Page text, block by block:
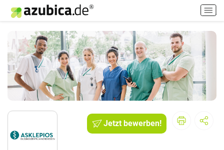
H
a
u
p
t
m
e
n
ü
i
Jetzt bewerben!